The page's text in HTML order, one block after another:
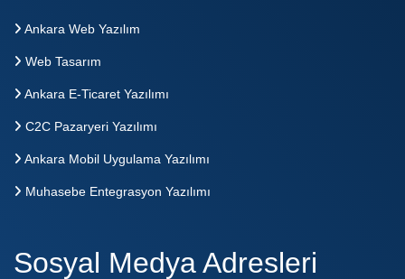
Ankara Web Yazılım
Web Tasarım
Ankara E-Ticaret Yazılımı
C2C Pazaryeri Yazılımı
Ankara Mobil Uygulama Yazılımı
Muhasebe Entegrasyon Yazılımı
Sosyal Medya Adresleri